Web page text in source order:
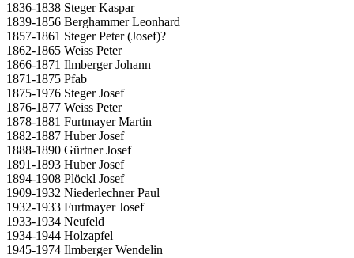
1836-1838 Steger Kaspar
1839-1856 Berghammer Leonhard
1857-1861 Steger Peter (Josef)?
1862-1865 Weiss Peter
1866-1871 Ilmberger Johann
1871-1875 Pfab
1875-1976 Steger Josef
1876-1877 Weiss Peter
1878-1881 Furtmayer Martin
1882-1887 Huber Josef
1888-1890 Gürtner Josef
1891-1893 Huber Josef
1894-1908 Plöckl Josef
1909-1932 Niederlechner Paul
1932-1933 Furtmayer Josef
1933-1934 Neufeld
1934-1944 Holzapfel
1945-1974 Ilmberger Wendelin